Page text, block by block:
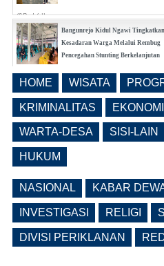
(0 Reply(s))
Bangunrejo Kidul Ngawi Tingkatkan
Kesadaran Warga Melalui Rembug
Pencegahan Stunting Berkelanjutan
Ngawi Fokus di Eks Rumdin Wakil
Bupati
(0 Reply(s))
HOME WISATA
KRIMINALITAS EKONOMI
WARTA-DESA SISI-LAIN
HUKUM
NASIONAL KABAR
INVESTIGASI RELIGI
DIVISI PERIKLANAN